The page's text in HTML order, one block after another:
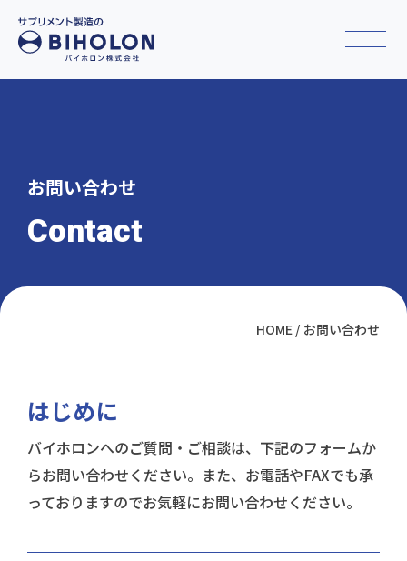
お問い合わせ
Contact
HOME お問い合わせ
はじめに
バイホロンへのご質問・ご相談は、下記のフォームか
らお問い合わせください。また、お電話やFAXでも承
っておりますのでお気軽にお問い合わせください。